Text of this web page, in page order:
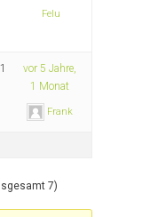
Felu
1
vor 5 Jahre,
1 Monat
Frank
7)